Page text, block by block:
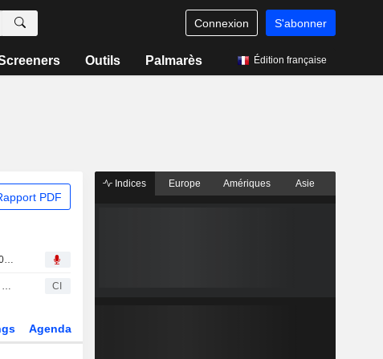
Connexion S'abonner
Outils Palmarès Édition française
PDF
Transcript : Movado Group, Inc., Q1 2027 Earnings Call, May 27, 2026
Movado Group, Inc. communique ses prévisions de résultats pour le deuxième trimestre de l'exercice fiscal 2027 CI
Agenda
Indices Europe Amériques Asie